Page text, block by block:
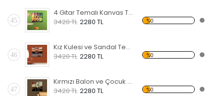
45
4 Gitar Temalı Kanvas Tablo
3420 TL 2280 TL %0
46
Kız Kulesi ve Sandal Temalı Kanvas Tablo
3420 TL 2280 TL %0
47
Kırmızı Balon ve Çocuk Temalı Kanvas Tablo
3420 TL 2280 TL %0